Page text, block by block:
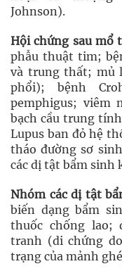
Johnson).
Hội chứng sau mổ
phẫu thuật tim;
và trung thất; mủ
phổi); bệnh
pemphigus; viêm
bạch cầu trung
Lupus ban đỏ hệ
tháo đường sơ
các dị tật bẩm sinh
Nhóm các dị tật
biến dạng bẩm
thuốc chống lao;
tranh (di chứng
trạng của mảnh